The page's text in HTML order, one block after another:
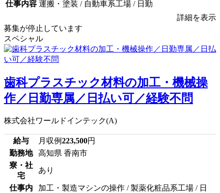
仕事内容 運搬・塗装 / 自動車系工場 / 日勤
詳細を表示
募集が停止しています
スペシャル
歯科プラスチック材料の加工・機械操
作／日勤専属／日払い可／経験不問
株式会社ワールドインテック(A)
給与 月収例223,500円
勤務地
高知県 香南市
寮・社
宅
あり
仕事内
加工・製造マシンの操作 / 製薬化粧品系工場 / 日